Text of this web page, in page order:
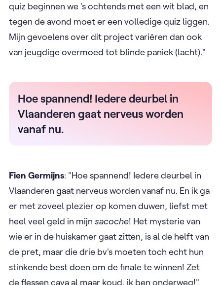
quiz beginnen we 's ochtends met een wit blad, en
tegen de avond moet er een volledige quiz liggen.
Mijn gevoelens over dit project variëren dan ook
van jeugdige overmoed tot blinde paniek (lacht)."
Hoe spannend! Iedere deurbel in
Vlaanderen gaat nerveus worden
vanaf nu.
Fien Germijns: "Hoe spannend! Iedere deurbel in
Vlaanderen gaat nerveus worden vanaf nu. En ik ga
er met zoveel plezier op komen duwen, liefst met
heel veel geld in mijn sacoche! Het mysterie van
wie er in de huiskamer gaat zitten, is al de helft van
de pret, maar die drie bv's moeten toch echt hun
stinkende best doen om de finale te winnen! Zet
de flessen cava al maar koud, ik ben onderweg!"